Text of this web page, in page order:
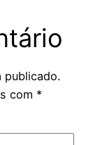
publicado.
com *